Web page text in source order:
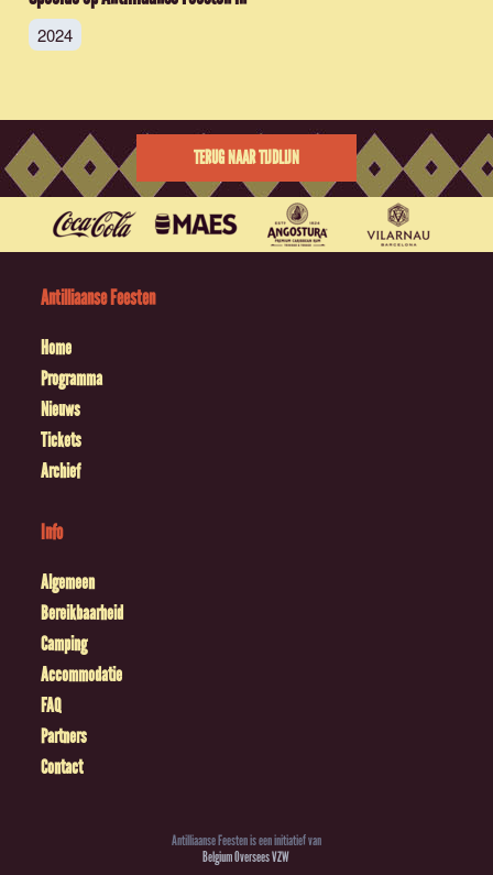
2024
TERUG NAAR TIJDLIJN
Antilliaanse Feesten
Home
Programma
Nieuws
Tickets
Archief
Info
Algemeen
Bereikbaarheid
Camping
Accommodatie
FAQ
Partners
Contact
Antilliaanse Feesten is een initiatief van
Belgium Oversees VZW